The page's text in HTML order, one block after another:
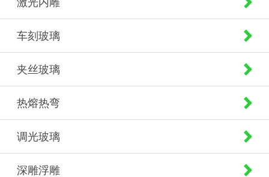
车刻玻璃
夹丝玻璃
热熔热弯
调光玻璃
深雕浮雕